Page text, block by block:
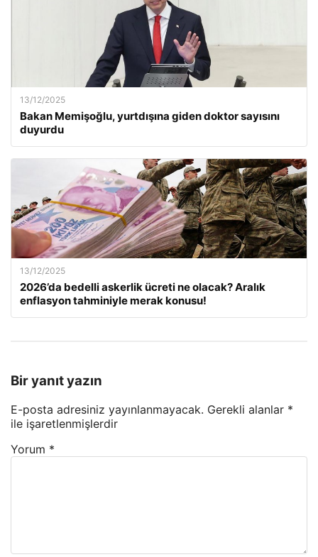
13/12/2025
Bakan Memişoğlu, yurtdışına giden doktor sayısını
duyurdu
13/12/2025
2026’da bedelli askerlik ücreti ne olacak? Aralık
enflasyon tahminiyle merak konusu!
Bir yanıt yazın
E-posta adresiniz yayınlanmayacak. Gerekli alanlar *
ile işaretlenmişlerdir
Yorum *